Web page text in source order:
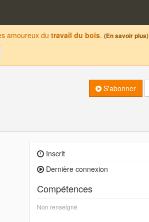
amoureux du travail du bois. (En savoir plus)
S'abonner
Inscrit
Dernière connexion
Compétences
Non renseigné